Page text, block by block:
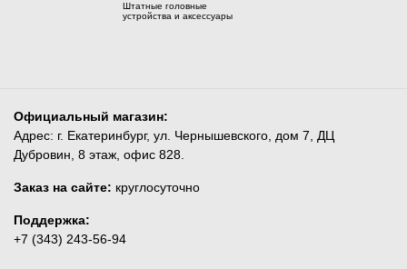
Штатные головные
устройства и аксессуары
Официальный магазин:
Адрес: г. Екатеринбург, ул. Чернышевского, дом 7, ДЦ
Дубровин, 8 этаж, офис 828.
Заказ на сайте: круглосуточно
Поддержка:
+7 (343) 243-56-94